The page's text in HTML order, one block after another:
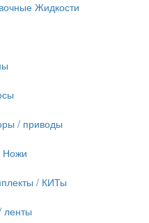
Жидкости
/ приводы
Ножи
/ КИТы
ленты